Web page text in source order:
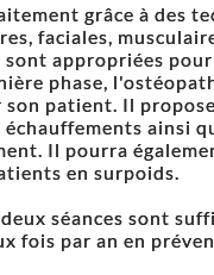
grâce à des
faciales,
appropriées
phase,
patient. Il
échauffements ainsi
Il pourra
en surpoids.
séances sont
fois par an en